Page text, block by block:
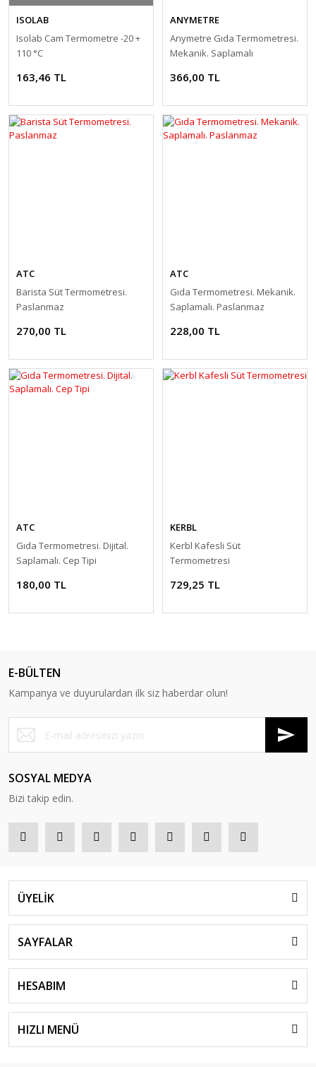
ISOLAB
Isolab Cam Termometre -20 +
110 °C
163,46 TL
ANYMETRE
Anymetre Gıda Termometresi.
Mekanik. Saplamalı
366,00 TL
ATC
Barista Süt Termometresi.
Paslanmaz
270,00 TL
ATC
Gıda Termometresi. Mekanik.
Saplamalı. Paslanmaz
228,00 TL
ATC
Gıda Termometresi. Dijital.
Saplamalı. Cep Tipi
180,00 TL
KERBL
Kerbl Kafesli Süt
Termometresi
729,25 TL
E-BÜLTEN
Kampanya ve duyurulardan ilk siz haberdar olun!
SOSYAL MEDYA
Bizi takip edin.
ÜYELİK
SAYFALAR
HESABIM
HIZLI MENÜ